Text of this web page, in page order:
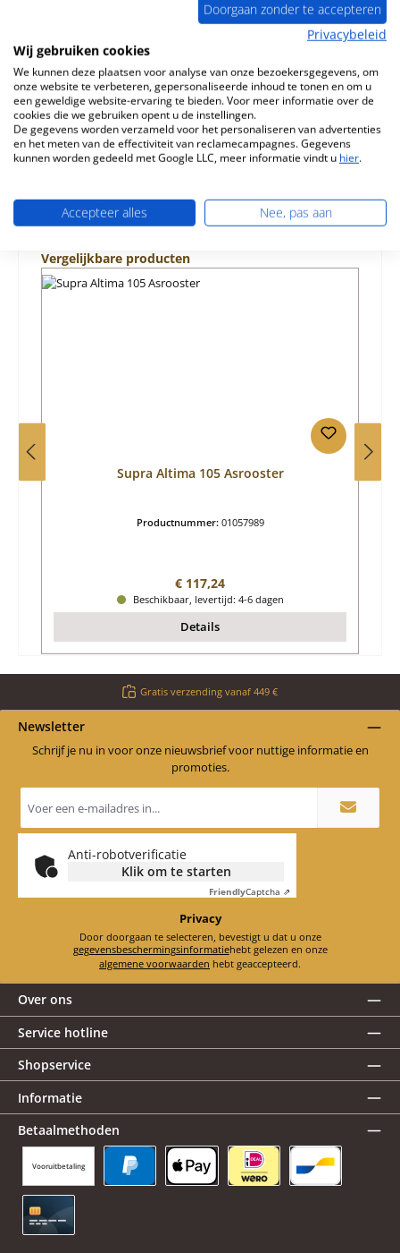
Origineel Achterpaneel voor de Openhaardinzet Supra
Altima 105 Supra Altima 105 Achterpaneel Kerngegevens:
Brandkamerplaa…Meer
Eigenschappen
Informatie over productveiligheid
Productgalerij overslaan
Vergelijkbare producten
Supra Altima 105 Asrooster
Productnummer: 01057989
Normale prijs:
€ 117,24
Beschikbaar, levertijd: 4-6 dagen
Details
Gratis verzending vanaf 449 €
Newsletter
Schrijf je nu in voor onze nieuwsbrief voor nuttige informatie en
promoties.
mailadres
*
Anti-robotverificatie
Klik om te starten
FriendlyCaptcha ⇗
Privacy
Door doorgaan te selecteren, bevestigt u dat u onze
gegevensbeschermingsinformatie
hebt gelezen en onze
algemene voorwaarden hebt geaccepteerd.
Over ons
Service hotline
Shopservice
Informatie
Betaalmethoden
Vooruitbetaling
Doorgaan zonder te accepteren
Privacybeleid
Wij gebruiken cookies
We kunnen deze plaatsen voor analyse van onze bezoekersgegevens, om
onze website te verbeteren, gepersonaliseerde inhoud te tonen en om u
een geweldige website-ervaring te bieden. Voor meer informatie over de
cookies die we gebruiken opent u de instellingen.
De gegevens worden verzameld voor het personaliseren van advertenties
en het meten van de effectiviteit van reclamecampagnes. Gegevens
kunnen worden gedeeld met Google LLC, meer informatie vindt u hier.
Accepteer alles Nee, pas aan